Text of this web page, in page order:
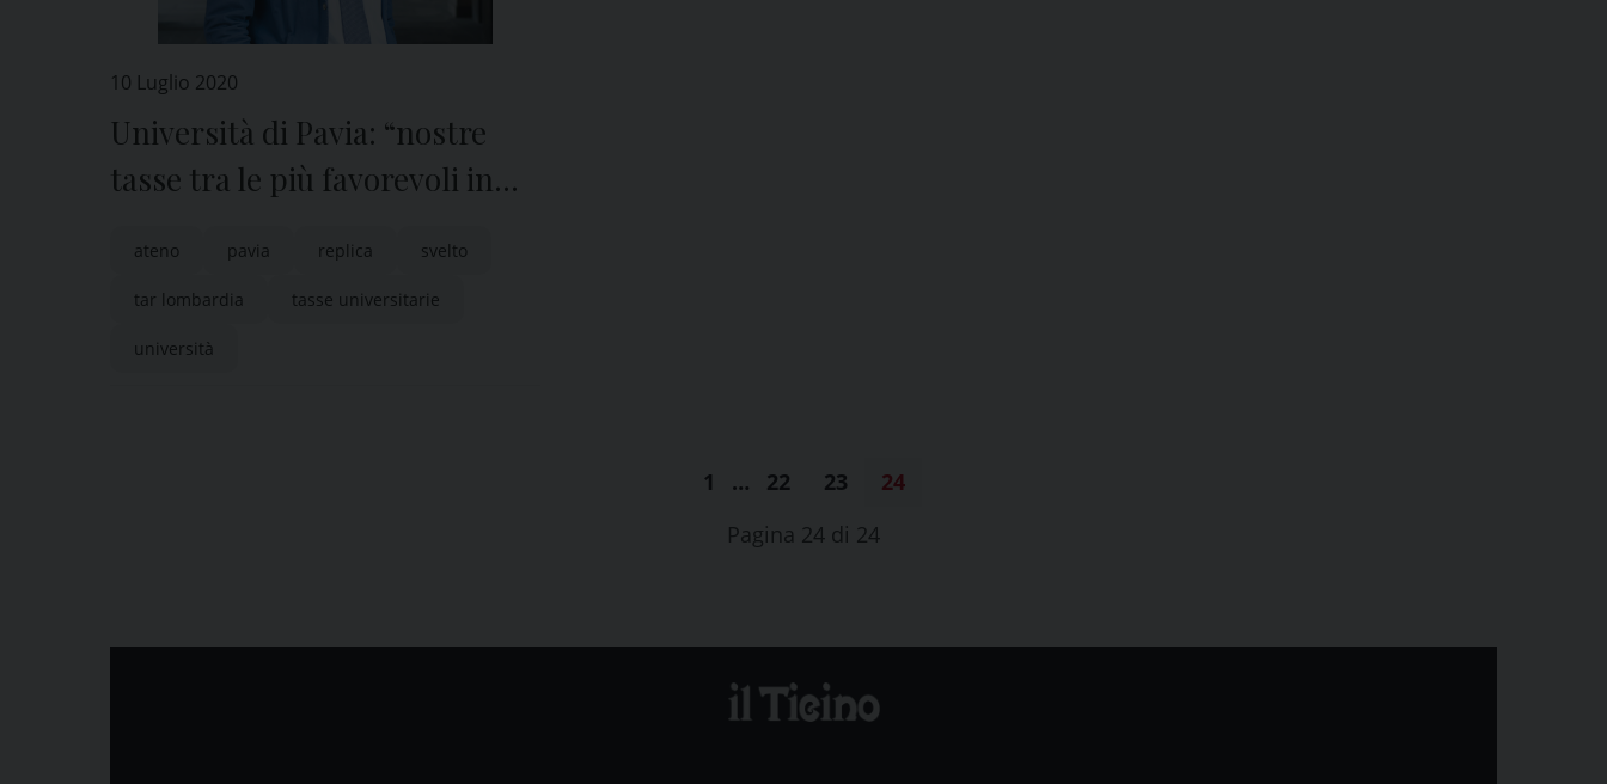
10 Luglio 2020
Università di Pavia: “nostre
tasse tra le più favorevoli in
ateno pavia replica svelto
tar lombardia tasse universitarie
università
1 … 22 23
24
Pagina 24 di 24